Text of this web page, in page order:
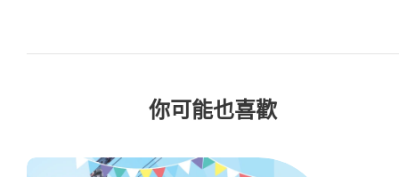
你可能也喜歡